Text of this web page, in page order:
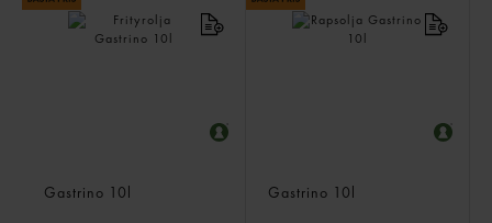
Gastrino 10l Gastrino 10l